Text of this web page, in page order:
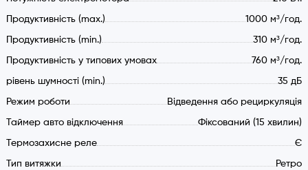
Продуктивність (max.) 1000 м³/год.
Продуктивність (min.) 310 м³/год.
Продуктивність у типових умовах 760 м³/год.
рівень шумності (min.) 35 дБ
Режим роботи Відведення або рециркуляція
Таймер авто відключення Фіксований (15 хвилин)
Термозахисне реле Є
Тип витяжки Ретро